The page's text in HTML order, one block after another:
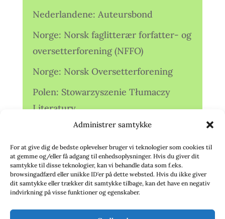
Administrer samtykke
For at give dig de bedste oplevelser bruger vi teknologier som cookies til
at gemme og/eller få adgang til enhedsoplysninger. Hvis du giver dit
samtykke til disse teknologier, kan vi behandle data som f.eks.
browsingadfærd eller unikke ID'er på dette websted. Hvis du ikke giver
dit samtykke eller trækker dit samtykke tilbage, kan det have en negativ
indvirkning på visse funktioner og egenskaber.
Nederlandene: Auteursbond
Norge: Norsk faglitterær forfatter- og
oversetterforening (NFFO)
Norge: Norsk Oversetterforening
Polen: Stowarzyszenie Tłumaczy
Literatury
Storbritannien: Translators
Association (TA)
Sverige: Översättarsektionen (Ö.)
Sverige: Översättarcentrum (ÖC)